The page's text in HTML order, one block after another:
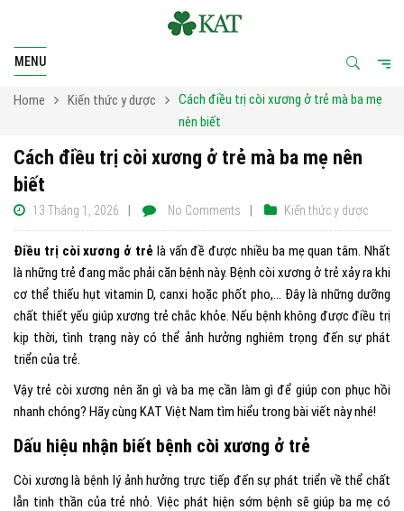
MENU
Home Kiến thức y dược
Cách điều trị còi xương ở trẻ mà ba mẹ
nên biết
Cách điều trị còi xương ở trẻ mà ba mẹ nên
biết
13 Tháng 1, 2026 Kiến thức y dược
No Comments
Điều trị còi xương ở trẻ là vấn đề được nhiều ba mẹ quan tâm. Nhất
là những trẻ đang mắc phải căn bệnh này. Bệnh còi xương ở trẻ xảy ra khi
cơ thể thiếu hụt vitamin D, canxi hoặc phốt pho,… Đây là những dưỡng
chất thiết yếu giúp xương trẻ chắc khỏe. Nếu bệnh không được điều trị
kịp thời, tình trạng này có thể ảnh hưởng nghiêm trọng đến sự phát
triển của trẻ.
Vậy trẻ còi xương nên ăn gì và ba mẹ cần làm gì để giúp con phục hồi
nhanh chóng? Hãy cùng KAT Việt Nam tìm hiểu trong bài viết này nhé!
Dấu hiệu nhận biết bệnh còi xương ở trẻ
Còi xương là bệnh lý ảnh hưởng trực tiếp đến sự phát triển về thể chất
lẫn tinh thần của trẻ nhỏ. Việc phát hiện sớm bệnh sẽ giúp ba mẹ có